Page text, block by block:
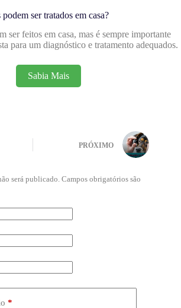
ser tratados em casa?
ser feitos em casa, mas é sempre importante
para um diagnóstico e tratamento adequados.
Sabia Mais
PRÓXIMO
será publicado. Campos obrigatórios são
*